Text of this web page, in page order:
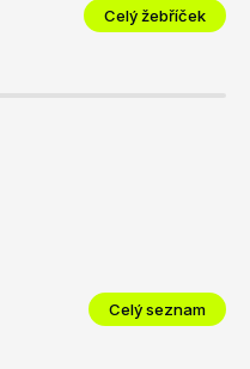
Celý žebříček
Celý seznam